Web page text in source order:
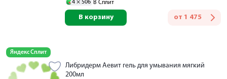
4 × 506 В Сплит
от 1 475
В корзину
Яндекс Сплит
Либридерм Аевит гель для умывания мягкий
200мл